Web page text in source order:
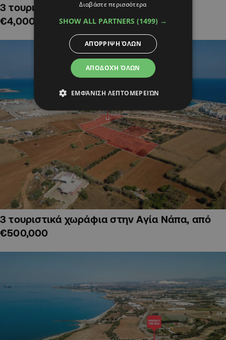
3 τουριστικά χωράφια στην Αλαμινό,
€4,000,000
3 τουριστικά χωράφια στην Αγία Νάπα, από
€500,000
Διαβάστε περισσότερα
SHOW ALL PARTNERS (1499) →
ΑΠΟΔΟΧΉ ΌΛΩΝ
ΑΠΌΡΡΙΨΗ ΌΛΩΝ
ΕΜΦΆΝΙΣΗ ΛΕΠΤΟΜΕΡΕΙΏΝ